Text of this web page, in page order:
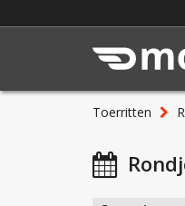
Toerritten